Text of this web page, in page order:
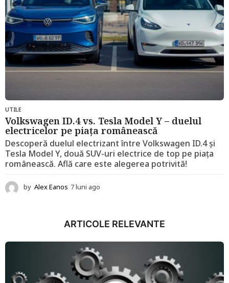
UTILE
Volkswagen ID.4 vs. Tesla Model Y – duelul
electricelor pe piața românească
Descoperă duelul electrizant între Volkswagen ID.4 și
Tesla Model Y, două SUV-uri electrice de top pe piața
românească. Află care este alegerea potrivită!
by Alex Eanos 7 luni ago
n
g
o
ARTICOLE RELEVANTE